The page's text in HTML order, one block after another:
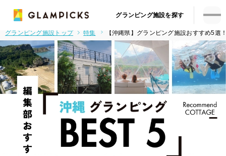
グランピング施設を探す
グランピング施設トップ 特集 【沖縄県】グランピング施設おすすめ5選